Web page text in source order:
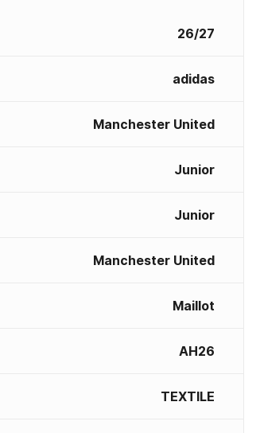
26/27
adidas
Manchester United
Junior
Junior
Manchester United
Maillot
AH26
TEXTILE